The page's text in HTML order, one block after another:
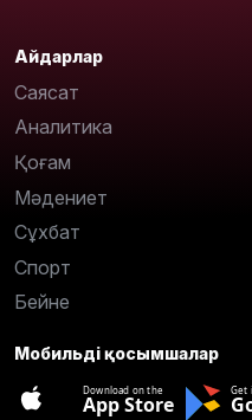
Айдарлар
Саясат
Аналитика
Қоғам
Мәдениет
Сұхбат
Спорт
Бейне
Мобильді қосымшалар
Download on the
App Store
Get